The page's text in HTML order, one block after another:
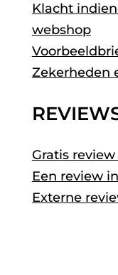
Klacht
webshop
Zekerheden
Gratis
Een review
Externe